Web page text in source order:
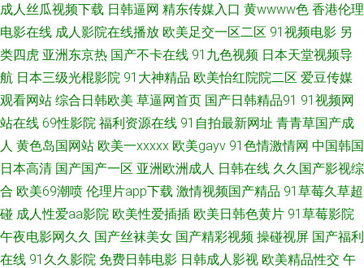
色婷婷网址 91免费观看cn 成人午夜在线 男人天堂导航 影音先鋒日韩在線播
www国产视频 蜜桃视频在线观看 日精品无码 中文精品久久人妻 传媒AV影视
欧美亚洲日韩成人 91av免费观看视频入口 超碰无91 欧美精品久久99久久 影
音先锋AV成人片 超碰成人91 欧州专区 91AV福利精品 91在线观看一起草 另
类先锋变态 91不用下裁免费看 东京热自慰一本道 色网淫网五月天 91国产视
频在线观看 日韩高清无码123 91永久免费视频在线观看 欧洲香蕉av电影 91
探花在线观 欧美另类日韩在线 91操碎 白嫩精品二区 欧美日韩黄 91TS人妖
成人丝瓜视频下载 日韩逼网 精东传媒入口 黄wwww色 香港伦理
电影在线 成人影院在线播放 欧美足交一区二区 91视频电影 另
类四虎 亚洲东京热 国产不卡在线 91九色视频 日本天堂视频导
航 日本三级光棍影院 91大神精品 欧美怡红院院二区 爱豆传媒
观看网站 综合日韩欧美 草逼网首页 国产日韩精品91 91视频网
站在线 69性影院 福利资源在线 91自拍最新网址 青青草国产成
人 黄色岛国网站 欧美一xxxxx 欧美gayv 91色情激情网 中国韩国
日本高清 国产国产一区 亚洲欧洲成人 日韩在线 久久国产影视综
合 欧美69潮喷 伦理片app下载 激情视频国产精品 91草莓久草超
碰 成人性爱aa影院 欧美性爱插插 欧美日韩色黄片 91草莓影院
午夜电影网久久 国产丝袜美女 国产精彩视频 操碰视屏 国产福利
在线 91久久影院 免费日韩电影 日韩成人影视 欧美精品性交 午